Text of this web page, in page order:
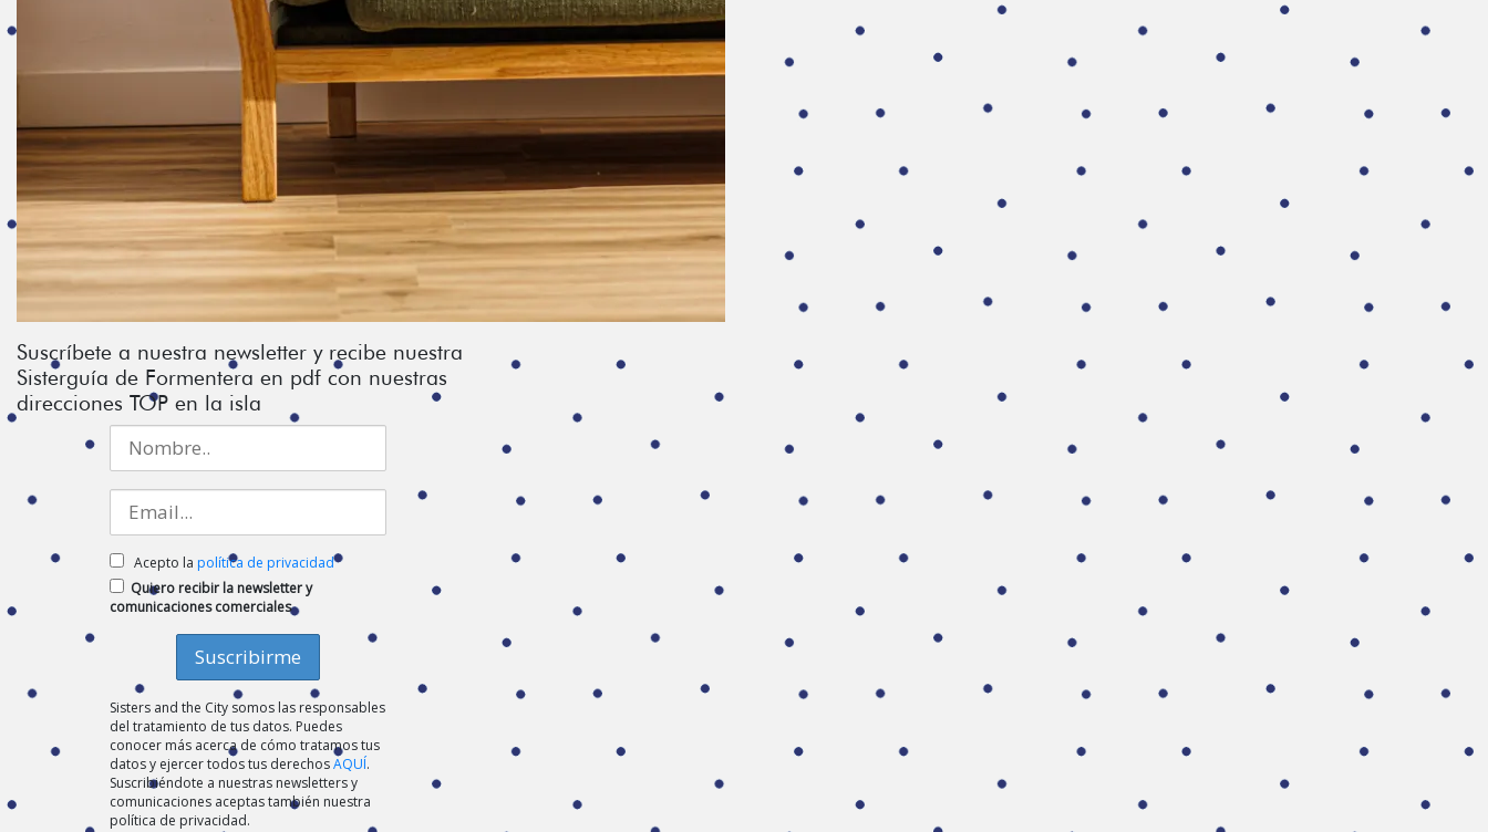
Suscríbete a nuestra newsletter y recibe nuestra
Sisterguía de Formentera en pdf con nuestras
direcciones TOP en la isla
Acepto la política de privacidad
Quiero recibir la newsletter y
comunicaciones comerciales
Sisters and the City somos las responsables
del tratamiento de tus datos. Puedes
conocer más acerca de cómo tratamos tus
datos y ejercer todos tus derechosAQUÍ.
Suscribiéndote a nuestras newsletters y
comunicaciones aceptas también nuestra
política de privacidad.